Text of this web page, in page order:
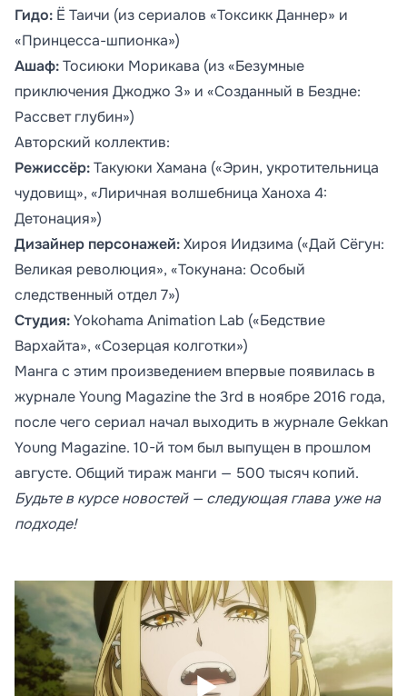
Гидо: Ё Таичи (из сериалов «Токсикк Даннер» и
«Принцесса-шпионка»)
Ашаф:Тосиюки Морикава (из «Безумные
приключения Джоджо 3» и «Созданный в Бездне:
Рассвет глубин»)
Авторский коллектив:
Режиссёр:Такуюки Хамана («Эрин, укротительница
чудовищ», «Лиричная волшебница Ханоха 4:
Детонация»)
Дизайнер персонажей:Хироя Иидзима («Дай Сёгун:
Великая революция», «Токунана: Особый
следственный отдел 7»)
Студия:Yokohama Animation Lab («Бедствие
Вархайта», «Созерцая колготки»)
Мангa с этим произведением впервые появилась в
журнале Young Magazine the 3rd в ноябре 2016 года,
после чего сериал начал выходить в журнале Gekkan
Young Magazine. 10-й том был выпущен в прошлом
августе. Общий тираж манги — 500 тысяч копий.
Будьте в курсе новостей — следующая глава уже на
подходе!